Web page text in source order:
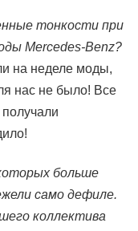
тонкости при
Mercedes-Benz?
на неделе моды,
нас не было! Все
больше
само дефиле.
коллектива